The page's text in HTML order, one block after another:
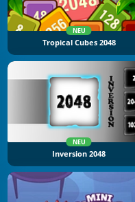
NEU
Tropical Cubes 2048
NEU
Inversion 2048